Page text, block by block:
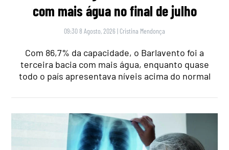
com mais água no final de julho
09:30 8 Agosto, 2026 | Cristina Mendonça
Com 86,7% da capacidade, o Barlavento foi a
terceira bacia com mais água, enquanto quase
todo o país apresentava níveis acima do normal